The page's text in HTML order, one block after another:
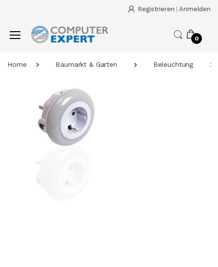
Registrieren Anmelden
0
Home Baumarkt & Garten Beleuchtung